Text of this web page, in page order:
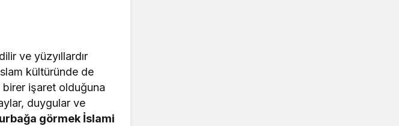
ve yüzyıllardır
kültüründe de
birer işaret olduğuna
duygular ve
görmek İslami